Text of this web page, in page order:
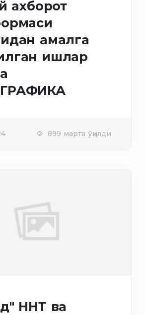
ахборот
амалга
ишлар
899 марта ўқилди
ННТ ва